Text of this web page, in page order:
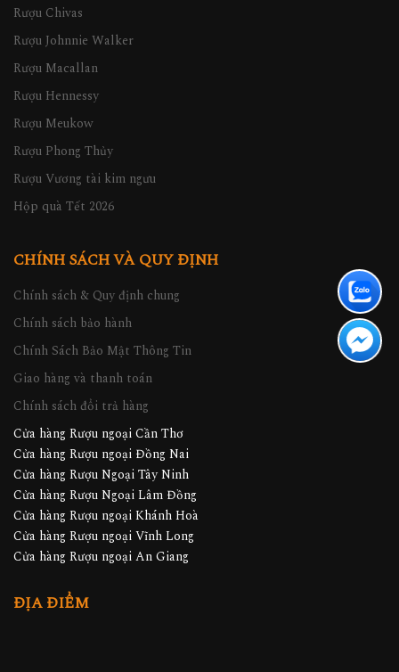
Rượu Chivas
Rượu Johnnie Walker
Rượu Macallan
Rượu Hennessy
Rượu Meukow
Rượu Phong Thủy
Rượu Vương tài kim ngưu
Hộp quà Tết 2026
CHÍNH SÁCH VÀ QUY ĐỊNH
Chính sách & Quy định chung
Chính sách bảo hành
Chính Sách Bảo Mật Thông Tin
Giao hàng và thanh toán
Chính sách đổi trả hàng
Cửa hàng Rượu ngoại Cần Thơ
Cửa hàng Rượu ngoại Đồng Nai
Cửa hàng Rượu Ngoại Tây Ninh
Cửa hàng Rượu Ngoại Lâm Đồng
Cửa hàng Rượu ngoại Khánh Hoà
Cửa hàng Rượu ngoại Vĩnh Long
Cửa hàng Rượu ngoại An Giang
ĐỊA ĐIỂM